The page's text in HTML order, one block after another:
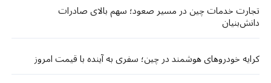
تجارت خدمات چین در مسیر صعود؛ سهم بالای صادرات
دانش‌بنیان
کرایه خودروهای هوشمند در چین؛ سفری به آینده با قیمت امروز